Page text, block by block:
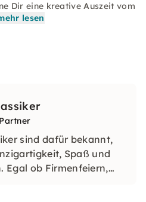
Dir eine kreative Auszeit vom
lesen
sind dafür bekannt,
Spaß und
Egal ob Firmenfeiern,